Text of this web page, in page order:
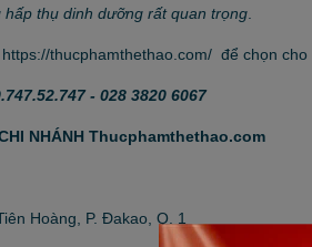
hấp thụ dinh dưỡng rất quan trọng
https://thucphamthethao.com/ để chọn
- 028 3820 6067
NHÁNH Thucphamthethao.com
Hoàng, P. Đakao, Q. 1